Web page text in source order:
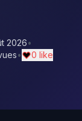
2026•
• 0 like